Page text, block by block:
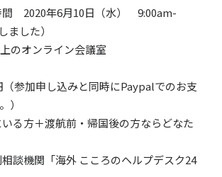
2020年6月10日（水）​ 9:00am-​
ました）
オンライン会議室​​
参加申し込みと同時にPaypalでのお支
）
る方＋渡航前・帰国後の方ならどなた
機関「海外 こころのヘルプデスク24